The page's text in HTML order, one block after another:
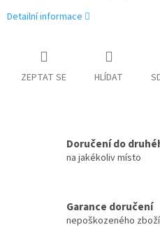
Detailní informace
ZEPTAT SE HLÍDAT
Doručení do
na jakékoliv místo
Garance doručení
nepoškozeného zboží